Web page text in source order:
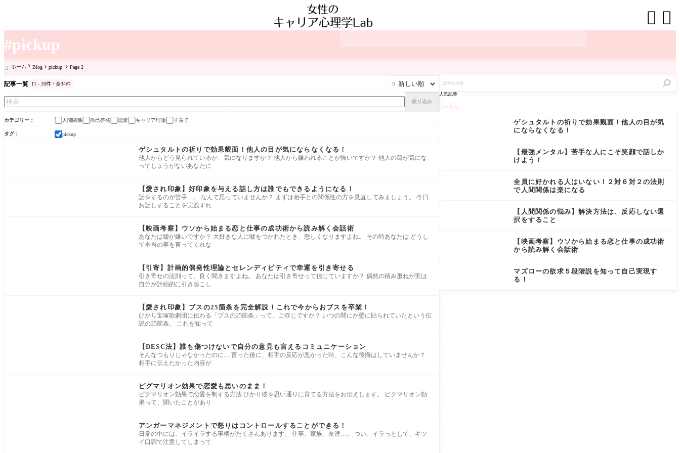
#pickup
 
 ホーム Blog pickup Page 2
記事一覧 11 - 20件 / 全34件 
絞り込み
カテゴリー 人間関係 自己啓発 恋愛 キャリア理論 子育て
タグ pickup
ゲシュタルトの祈りで効果覿面！他人の目が気にならなくなる！
他人からどう見られているか、気になりますか？ 他人から嫌われることが怖いですか？ 他人の目が気にな
ってしょうがないあなたに
【愛され印象】好印象を与える話し方は誰でもできるようになる！
話をするのが苦手…。 なんて思っていませんか？ まずは相手との関係性の方を見直してみましょう。 今日
お話しすることを実践すれ
【映画考察】ウソから始まる恋と仕事の成功術から読み解く会話術
あなたは嘘が嫌いですか？ 大好きな人に嘘をつかれたとき、悲しくなりますよね。 その時あなたは どうし
て本当の事を言ってくれな
【引寄】計画的偶発性理論とセレンディピティで幸運を引き寄せる
引き寄せの法則って、良く聞きますよね。 あなたは引き寄せって信じていますか？ 偶然の積み重ねが実は
自分が計画的に引き起こし
【愛され印象】ブスの25箇条を完全解説！これで今からおブスを卒業！
ひかり宝塚歌劇団に伝わる「ブスの25箇条」って、ご存じですか？ いつの間にか壁に貼られていたという伝
説の25箇条。 これを知って
【DESC法】誰も傷つけないで自分の意見も言えるコミュニケーション
そんなつもりじゃなかったのに… 言った後に、相手の反応が悪かった時、こんな後悔はしていませんか？
相手に伝えたかった内容が
ピグマリオン効果で恋愛も思いのまま！
ピグマリオン効果で恋愛を制する方法 ひかり彼を思い通りに育てる方法をお伝えします。 ピグマリオン効
果って、聞いたことがあり
アンガーマネジメントで怒りはコントロールすることができる！
日常の中には、イライラする事柄がたくさんあります。 仕事、家族、友達…。 つい、イラっとして、キツ
イ口調で注意してしまって
を
検
人気記事
pickup
ゲシュタルトの祈りで効果覿面！他人の目が気
にならなくなる！
【最強メンタル】苦手な人にこそ笑顔で話しか
けよう！
全員に好かれる人はいない！２対６対２の法則
で人間関係は楽になる
【人間関係の悩み】解決方法は、反応しない選
択をすること
【映画考察】ウソから始まる恋と仕事の成功術
から読み解く会話術
マズローの欲求５段階説を知って自己実現す
る！